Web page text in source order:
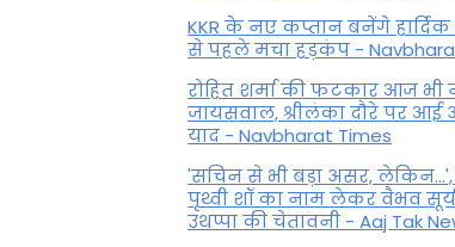
KKR के नए कप्तान बनेंगे हार्दिक
से पहले मचा हड़कंप -
रोहित शर्मा की फटकार आज भी
जायसवाल, श्रीलंका दौरे पर
याद - Navbharat Times
'सचिन से भी बड़ा असर,
पृथ्वी शॉ का नाम लेकर वैभव
उथप्पा की चेतावनी - Aaj Tak